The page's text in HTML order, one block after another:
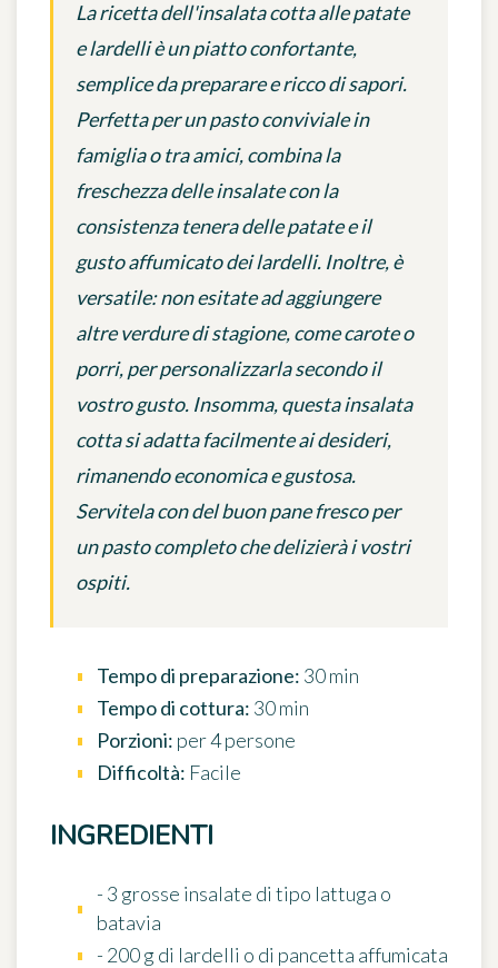
La ricetta dell'insalata cotta alle patate
e lardelli è un piatto confortante,
semplice da preparare e ricco di sapori.
Perfetta per un pasto conviviale in
famiglia o tra amici, combina la
freschezza delle insalate con la
consistenza tenera delle patate e il
gusto affumicato dei lardelli. Inoltre, è
versatile: non esitate ad aggiungere
altre verdure di stagione, come carote o
porri, per personalizzarla secondo il
vostro gusto. Insomma, questa insalata
cotta si adatta facilmente ai desideri,
rimanendo economica e gustosa.
Servitela con del buon pane fresco per
un pasto completo che delizierà i vostri
ospiti.
Tempo di preparazione: 30 min
Tempo di cottura: 30 min
Porzioni: per 4 persone
Difficoltà: Facile
INGREDIENTI
- 3 grosse insalate di tipo lattuga o
batavia
- 200 g di lardelli o di pancetta affumicata